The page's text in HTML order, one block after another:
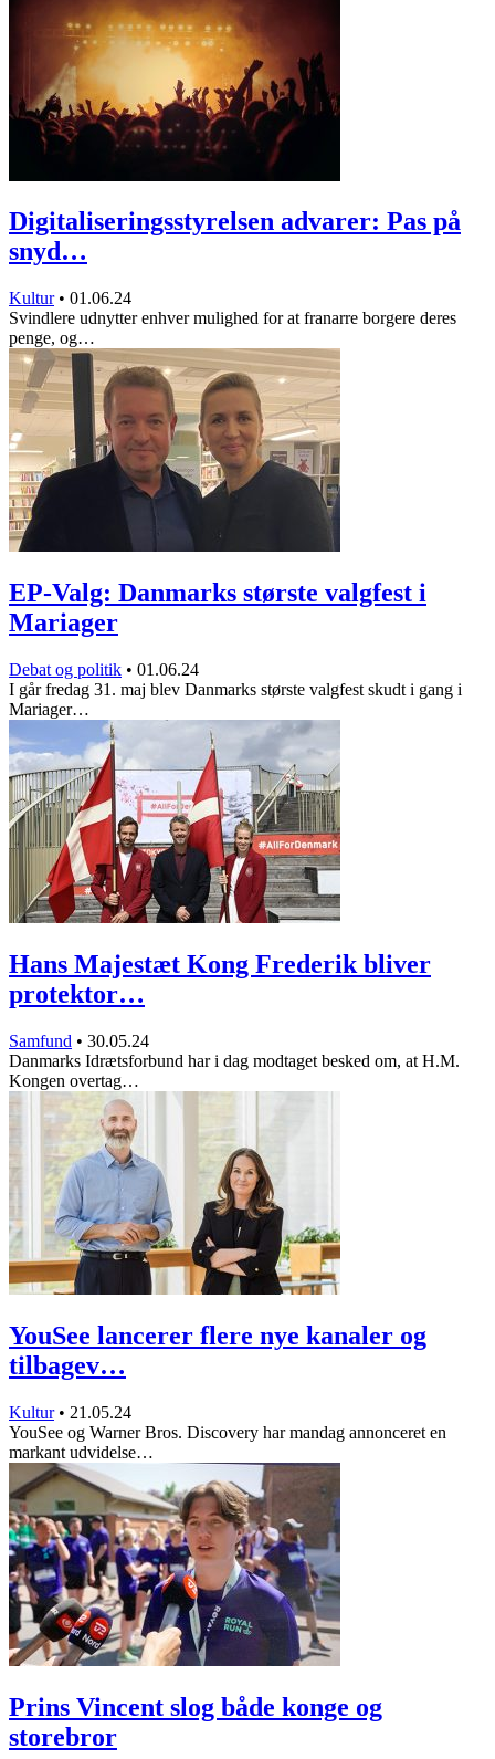
Digitaliseringsstyrelsen advarer: Pas på
snyd…
Kultur • 01.06.24
Svindlere udnytter enhver mulighed for at franarre borgere deres
penge, og…
EP-Valg: Danmarks største valgfest i
Mariager
Debat og politik • 01.06.24
I går fredag 31. maj blev Danmarks største valgfest skudt i gang i
Mariager…
Hans Majestæt Kong Frederik bliver
protektor…
Samfund • 30.05.24
Danmarks Idrætsforbund har i dag modtaget besked om, at H.M.
Kongen overtag…
YouSee lancerer flere nye kanaler og
tilbagev…
Kultur • 21.05.24
YouSee og Warner Bros. Discovery har mandag annonceret en
markant udvidelse…
Prins Vincent slog både konge og
storebror